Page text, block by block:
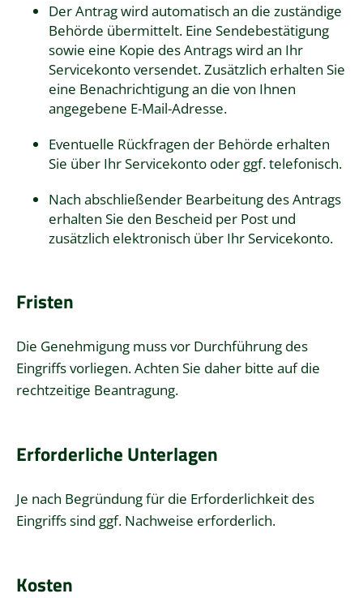
Der Antrag wird automatisch an die zuständige
Behörde übermittelt. Eine Sendebestätigung
sowie eine Kopie des Antrags wird an Ihr
Servicekonto versendet. Zusätzlich erhalten Sie
eine Benachrichtigung an die von Ihnen
angegebene E-Mail-Adresse.
Eventuelle Rückfragen der Behörde erhalten
Sie über Ihr Servicekonto oder ggf. telefonisch.
Nach abschließender Bearbeitung des Antrags
erhalten Sie den Bescheid per Post und
zusätzlich elektronisch über Ihr Servicekonto.
Fristen
Die Genehmigung muss vor Durchführung des
Eingriffs vorliegen. Achten Sie daher bitte auf die
rechtzeitige Beantragung.
Erforderliche Unterlagen
Je nach Begründung für die Erforderlichkeit des
Eingriffs sind ggf. Nachweise erforderlich.
Kosten